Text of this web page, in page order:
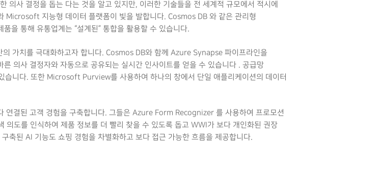
의사 결정을 돕는 다는 것을 알고 있지만, 이러한 기술들을 전 세계적 규모에서 적시에
Microsoft 지능형 데이터 플랫폼이 빛을 발합니다. Cosmos DB 와 같은 관리형
을 통해 유통업계는 “설계된” 통합을 활용할 수 있습니다.
가치를 극대화하고자 합니다. Cosmos DB와 함께 Azure Synapse 파이프라인을
의사 결정자와 자동으로 공유되는 실시간 인사이트를 얻을 수 있습니다 . 공급망
습니다. 또한 Microsoft Purview를 사용하여 하나의 창에서 단일 애플리케이션의 데이터
결된 고객 경험을 구축합니다. 그들은 Azure Form Recognizer 를 사용하여 프로모션
도를 인식하여 제품 정보를 더 빨리 찾을 수 있도록 돕고 WWI가 보다 개인화된 권장
축된 AI 기능도 쇼핑 경험을 차별화하고 보다 접근 가능한 흐름을 제공합니다.